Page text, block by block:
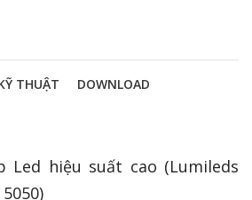
THUẬT DOWNLOAD
Led hiệu suất cao (Lumileds